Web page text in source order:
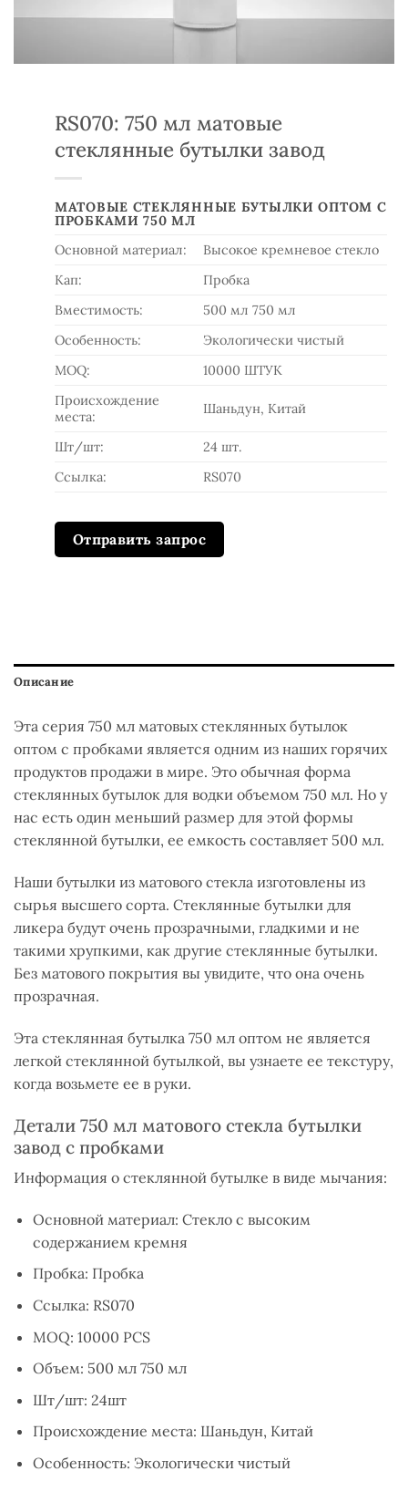
RS070: 750 мл матовые
стеклянные бутылки завод
МАТОВЫЕ СТЕКЛЯННЫЕ БУТЫЛКИ ОПТОМ С
ПРОБКАМИ 750 МЛ
Основной материал:
Высокое кремневое стекло
Кап:
Пробка
Вместимость:
500 мл 750 мл
Особенность:
Экологически чистый
MOQ:
10000 ШТУК
Происхождение
места:
Шаньдун, Китай
Шт/шт:
24 шт.
Ссылка:
RS070
Отправить запрос
Описание
Эта серия 750 мл матовых стеклянных бутылок
оптом с пробками является одним из наших горячих
продуктов продажи в мире. Это обычная форма
стеклянных бутылок для водки объемом 750 мл. Но у
нас есть один меньший размер для этой формы
стеклянной бутылки, ее емкость составляет 500 мл.
Наши бутылки из матового стекла изготовлены из
сырья высшего сорта. Стеклянные бутылки для
ликера будут очень прозрачными, гладкими и не
такими хрупкими, как другие стеклянные бутылки.
Без матового покрытия вы увидите, что она очень
прозрачная.
Эта стеклянная бутылка 750 мл оптом не является
легкой стеклянной бутылкой, вы узнаете ее текстуру,
когда возьмете ее в руки.
Детали 750 мл матового стекла бутылки
завод с пробками
Информация о стеклянной бутылке в виде мычания:
Основной материал: Стекло с высоким
содержанием кремня
Пробка: Пробка
Ссылка: RS070
MOQ: 10000 PCS
Объем: 500 мл 750 мл
Шт/шт: 24шт
Происхождение места: Шаньдун, Китай
Особенность: Экологически чистый